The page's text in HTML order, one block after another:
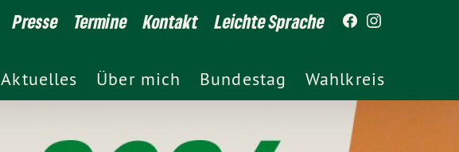
Presse Termine Kontakt Leichte Sprache
Aktuelles Über mich Bundestag Wahlkreis